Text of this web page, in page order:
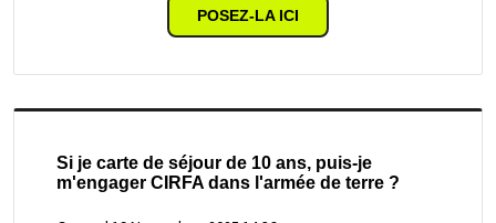
POSEZ-LA ICI
Si je carte de séjour de 10 ans, puis-je
m'engager CIRFA dans l'armée de terre ?